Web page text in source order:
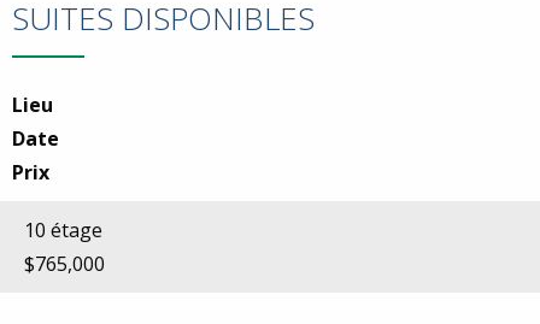
SUITES DISPONIBLES
Lieu
Date
Prix
10 étage
$765,000